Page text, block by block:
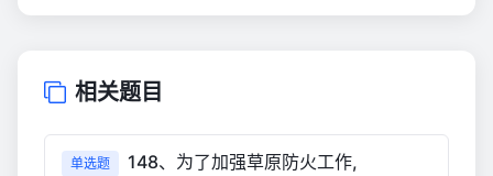
相关题目
单选题
148、为了加强草原防火工作,